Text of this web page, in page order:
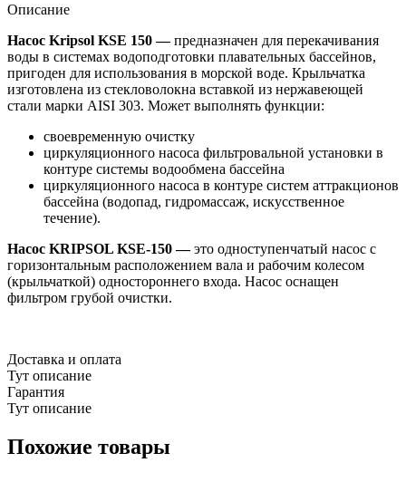
Описание
Насос Kripsol KSE 150—предназначен для перекачивания
воды в системах водоподготовки плавательных бассейнов,
пригоден для использования в морской воде. Крыльчатка
изготовлена из стекловолокна вставкой из нержавеющей
стали марки AISI 303. Может выполнять функции:
своевременную очистку
циркуляционного насоса фильтровальной установки в
контуре системы водообмена бассейна
циркуляционного насоса в контуре систем аттракционов
бассейна (водопад, гидромассаж, искусственное
течение).
Насос KRIPSOL KSE-150—это одноступенчатый насос с
горизонтальным расположением вала и рабочим колесом
(крыльчаткой) одностороннего входа. Насос оснащен
фильтром грубой очистки.
Доставка и оплата
Тут описание
Гарантия
Тут описание
Похожие товары